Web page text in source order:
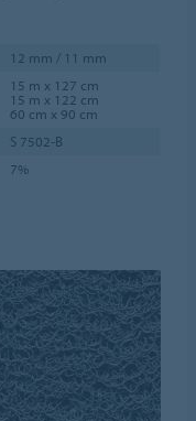
12 mm / 11 mm
15 m x 127 cm
15 m x 122 cm
60 cm x 90 cm
S 7502-B
7%